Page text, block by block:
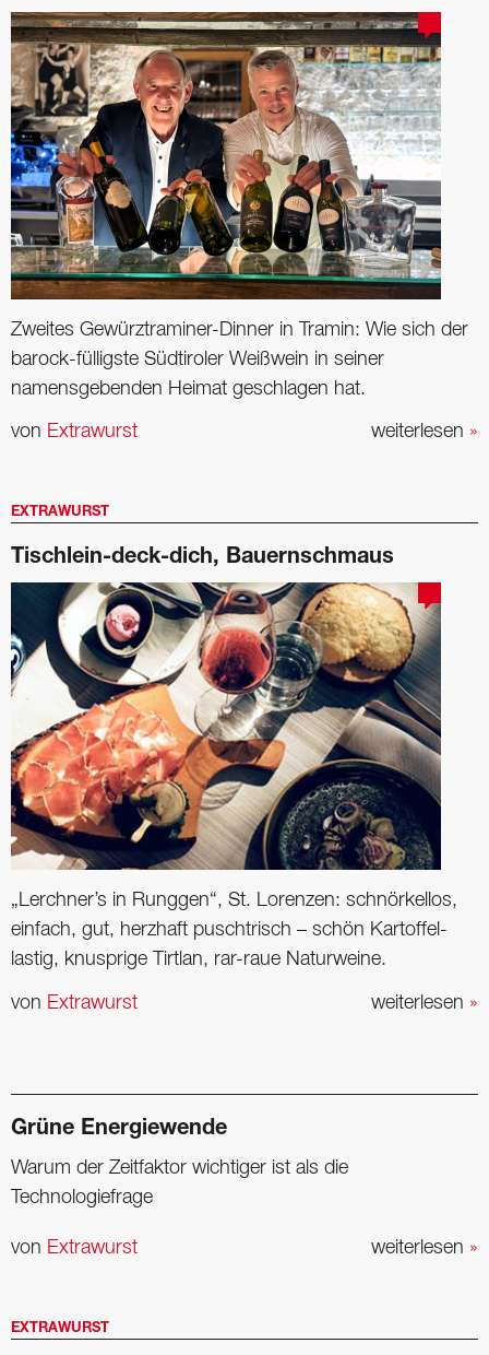
Zweites Gewürztraminer-Dinner in Tramin: Wie sich der
barock-fülligste Südtiroler Weißwein in seiner
namensgebenden Heimat geschlagen hat.
weiterlesen »
von Extrawurst
EXTRAWURST
Tischlein-deck-dich, Bauernschmaus
„Lerchner’s in Runggen“, St. Lorenzen: schnörkellos,
einfach, gut, herzhaft puschtrisch – schön Kartoffel-
lastig, knusprige Tirtlan, rar-raue Naturweine.
weiterlesen »
von Extrawurst
Grüne Energiewende
Warum der Zeitfaktor wichtiger ist als die
Technologiefrage
weiterlesen »
von Extrawurst
EXTRAWURST